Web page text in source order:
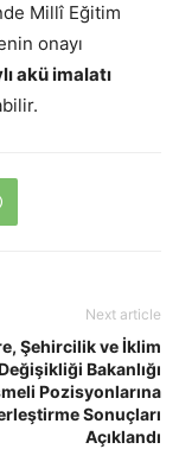
Millî Eğitim
onayı
akü imalatı
Next article
Şehircilik ve İklim
Bakanlığı
Pozisyonlarına
Sonuçları
Açıklandı